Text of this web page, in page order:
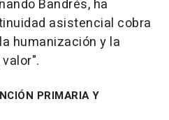
Bandrés, ha
asistencial cobra
humanización y la
PRIMARIA Y